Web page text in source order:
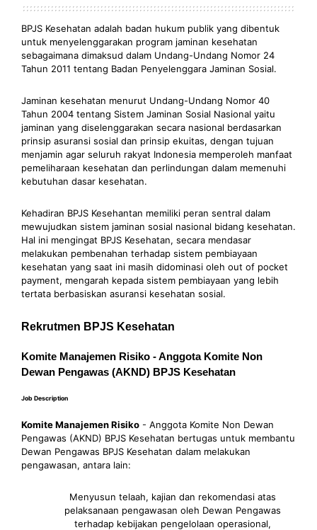
BPJS Kesehatan adalah badan hukum publik yang dibentuk
untuk menyelenggarakan program jaminan kesehatan
sebagaimana dimaksud dalam Undang-Undang Nomor 24
Tahun 2011 tentang Badan Penyelenggara Jaminan Sosial.
Jaminan kesehatan menurut Undang-Undang Nomor 40
Tahun 2004 tentang Sistem Jaminan Sosial Nasional yaitu
jaminan yang diselenggarakan secara nasional berdasarkan
prinsip asuransi sosial dan prinsip ekuitas, dengan tujuan
menjamin agar seluruh rakyat Indonesia memperoleh manfaat
pemeliharaan kesehatan dan perlindungan dalam memenuhi
kebutuhan dasar kesehatan.
Kehadiran BPJS Kesehantan memiliki peran sentral dalam
mewujudkan sistem jaminan sosial nasional bidang kesehatan.
Hal ini mengingat BPJS Kesehatan, secara mendasar
melakukan pembenahan terhadap sistem pembiayaan
kesehatan yang saat ini masih didominasi oleh out of pocket
payment, mengarah kepada sistem pembiayaan yang lebih
tertata berbasiskan asuransi kesehatan sosial.
Rekrutmen BPJS Kesehatan
Komite Manajemen Risiko - Anggota Komite Non
Dewan Pengawas (AKND) BPJS Kesehatan
Job Description
Komite Manajemen Risiko - Anggota Komite Non Dewan
Pengawas (AKND) BPJS Kesehatan bertugas untuk membantu
Dewan Pengawas BPJS Kesehatan dalam melakukan
pengawasan, antara lain:
Menyusun telaah, kajian dan rekomendasi atas
pelaksanaan pengawasan oleh Dewan Pengawas
terhadap kebijakan pengelolaan operasional,